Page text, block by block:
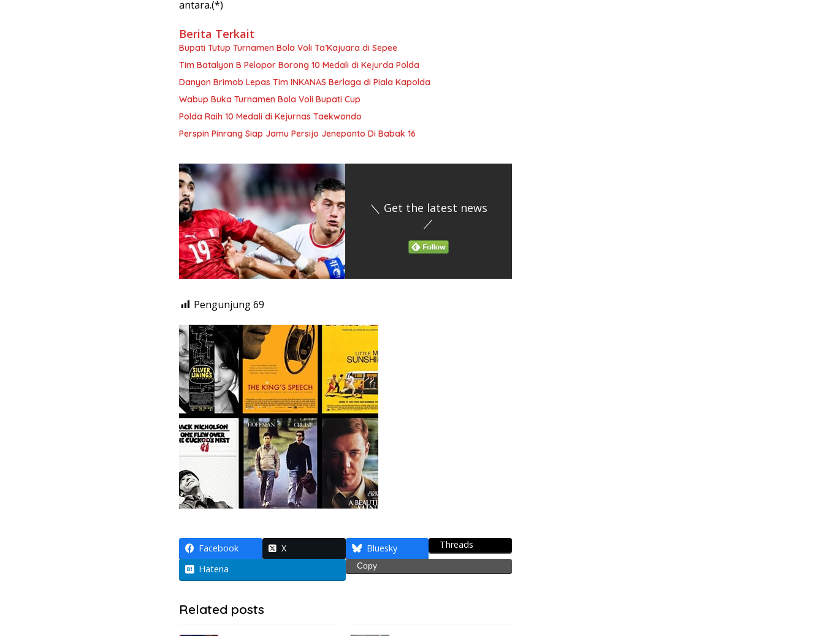
antara.(*)
Berita Terkait
Bupati Tutup Turnamen Bola Voli Ta’Kajuara di Sepee
Tim Batalyon B Pelopor Borong 10 Medali di Kejurda Polda
Danyon Brimob Lepas Tim INKANAS Berlaga di Piala Kapolda
Wabup Buka Turnamen Bola Voli Bupati Cup
Polda Raih 10 Medali di Kejurnas Taekwondo
Perspin Pinrang Siap Jamu Persijo Jeneponto Di Babak 16
＼ Get the latest news
／
Pengunjung69
Facebook X Bluesky Threads
Hatena Copy
Related posts